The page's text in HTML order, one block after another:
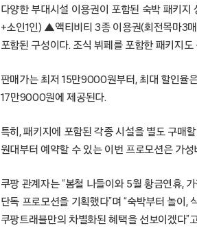
다양한 부대시설 이용권이 포함된 숙박 패키
+소인1인) ▲액티비티 3종 이용권(회전목마3
포함된 구성이다. 조식 뷔페를 포함한 패키지도
판매가는 최저 15만9000원부터, 최대 할인율
17만9000원에 제공된다.
특히, 패키지에 포함된 각종 시설을 별도 구매
원대부터 예약할 수 있는 이번 프로모션은 가
쿠팡 관계자는 “봄철 나들이와 5월 황금연휴,
단독 프로모션을 기획했다”며 “숙박부터 놀이,
쿠팡트래블만의 차별화된 혜택을 선보이겠다”